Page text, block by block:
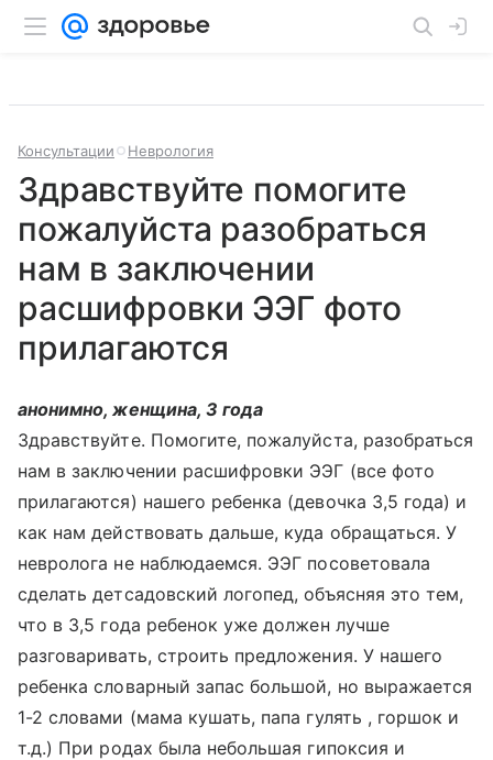
Консультации Неврология
Здравствуйте помогите
пожалуйста разобраться
нам в заключении
расшифровки ЭЭГ фото
прилагаются
анонимно, женщина, 3 года
Здравствуйте. Помогите, пожалуйста, разобраться
нам в заключении расшифровки ЭЭГ (все фото
прилагаются) нашего ребенка (девочка 3,5 года) и
как нам действовать дальше, куда обращаться. У
невролога не наблюдаемся. ЭЭГ посоветовала
сделать детсадовский логопед, объясняя это тем,
что в 3,5 года ребенок уже должен лучше
разговаривать, строить предложения. У нашего
ребенка словарный запас большой, но выражается
1-2 словами (мама кушать, папа гулять , горшок и
т.д.) При родах была небольшая гипоксия и